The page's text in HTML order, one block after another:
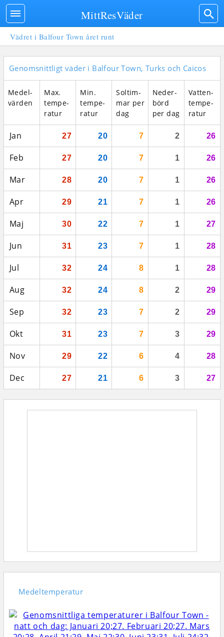
Vädret i Balfour Town året runt
Genomsnittligt väder i Balfour Town, Turks och Caicos
Medel­
vär­den
Max.
tempe­
ratur
Min.
tempe­
ratur
Sol­tim­
mar per
dag
Neder­
börd
per dag
Vatten­
tempe­
ratur
Jan 27 20 7 2 26
Feb 27 20 7 1 26
Mar 28 20 7 1 26
Apr 29 21 7 1 26
Maj 30 22 7 1 27
Jun 31 23 7 1 28
Jul 32 24 8 1 28
Aug 32 24 8 2 29
Sep 32 23 7 2 29
Okt 31 23 7 3 29
Nov 29 22 6 4 28
Dec 27 21 6 3 27
Medeltemperatur
MittResVäder